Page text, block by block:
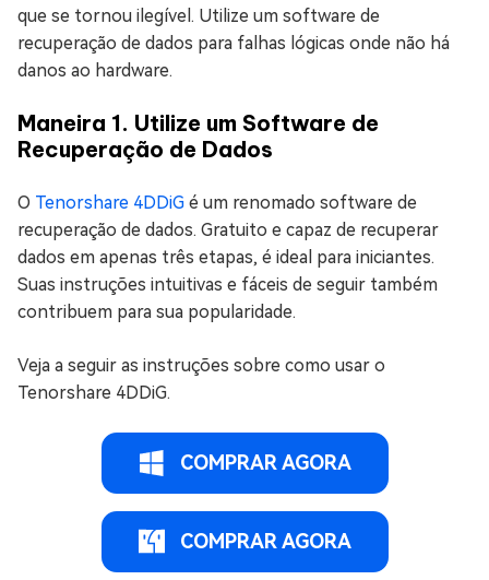
que se tornou ilegível. Utilize um software de
recuperação de dados para falhas lógicas onde não há
danos ao hardware.
Maneira 1. Utilize um Software de
Recuperação de Dados
O Tenorshare 4DDiG é um renomado software de
recuperação de dados. Gratuito e capaz de recuperar
dados em apenas três etapas, é ideal para iniciantes.
Suas instruções intuitivas e fáceis de seguir também
contribuem para sua popularidade.
Veja a seguir as instruções sobre como usar o
Tenorshare 4DDiG.
COMPRAR AGORA
COMPRAR AGORA